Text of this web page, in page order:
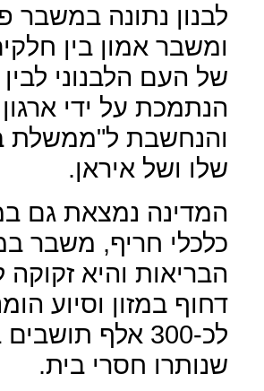
לבנון נתונה במשבר
ומשבר אמון בין
של העם הלבנוני
הנתמכת על ידי
והנחשבת ל"ממשלת
שלו ושל איראן.
המדינה נמצאת גם
כלכלי חריף, משבר
הבריאות והיא זקוקה
דחוף במזון וסיוע
לכ-300 אלף
שנותרו חסרי בית.